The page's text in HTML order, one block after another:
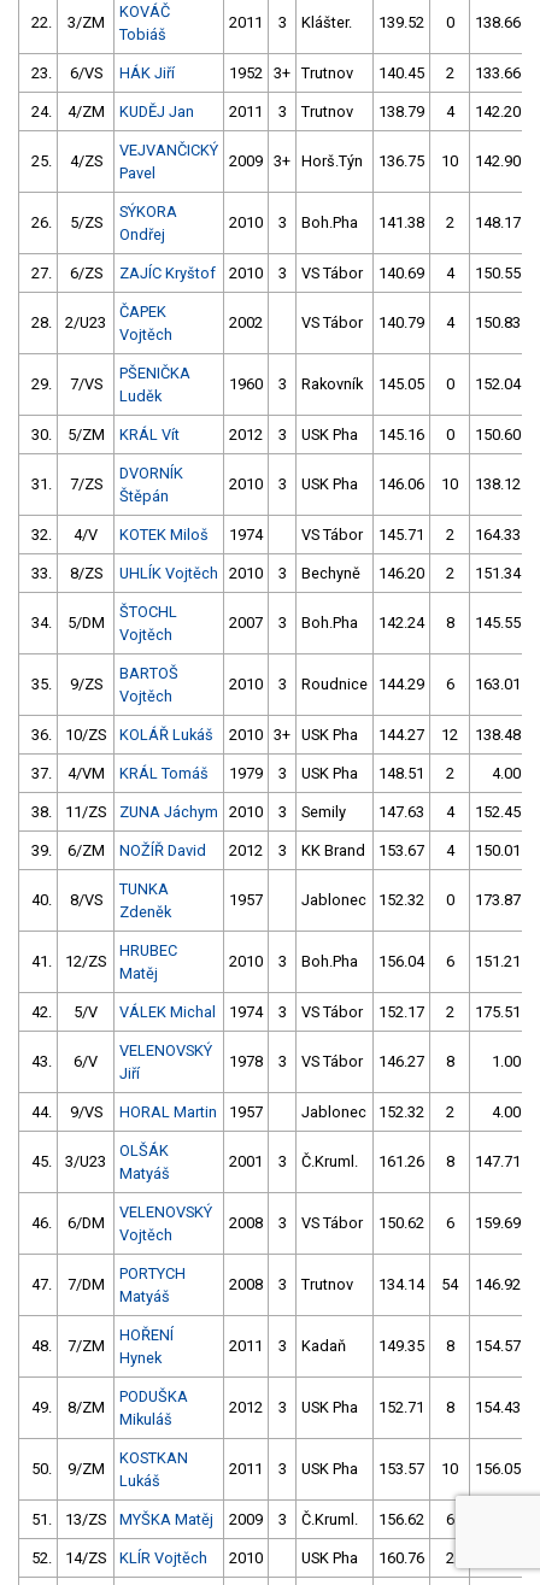
22. 3/ZM
KOVÁČ
Tobiáš
2011 3 Klášter. 139.52 0 138.66
23. 6/VS HÁK Jiří 1952 3+ Trutnov 140.45 2 133.66
24. 4/ZM KUDĚJ Jan 2011 3 Trutnov 138.79 4 142.20
25. 4/ZS
VEJVANČICKÝ
Pavel
2009 3+ Horš.Týn 136.75 10 142.90
26. 5/ZS
SÝKORA
Ondřej
2010 3 Boh.Pha 141.38 2 148.17
27. 6/ZS ZAJÍC Kryštof 2010 3 VS Tábor 140.69 4 150.55
28. 2/U23
ČAPEK
Vojtěch
2002 VS Tábor 140.79 4 150.83
29. 7/VS
PŠENIČKA
Luděk
1960 3 Rakovník 145.05 0 152.04
30. 5/ZM KRÁL Vít 2012 3 USK Pha 145.16 0 150.60
31. 7/ZS
DVORNÍK
Štěpán
2010 3 USK Pha 146.06 10 138.12
32. 4/V KOTEK Miloš 1974 VS Tábor 145.71 2 164.33
33. 8/ZS UHLÍK Vojtěch 2010 3 Bechyně 146.20 2 151.34
34. 5/DM
ŠTOCHL
Vojtěch
2007 3 Boh.Pha 142.24 8 145.55
35. 9/ZS
BARTOŠ
Vojtěch
2010 3 Roudnice 144.29 6 163.01
36. 10/ZS KOLÁŘ Lukáš 2010 3+ USK Pha 144.27 12 138.48
37. 4/VM KRÁL Tomáš 1979 3 USK Pha 148.51 2 4.00
38. 11/ZS ZUNA Jáchym 2010 3 Semily 147.63 4 152.45
39. 6/ZM NOŽÍŘ David 2012 3 KK Brand 153.67 4 150.01
40. 8/VS
TUNKA
Zdeněk
1957 Jablonec 152.32 0 173.87
41. 12/ZS
HRUBEC
Matěj
2010 3 Boh.Pha 156.04 6 151.21
42. 5/V VÁLEK Michal 1974 3 VS Tábor 152.17 2 175.51
43. 6/V
VELENOVSKÝ
Jiří
1978 3 VS Tábor 146.27 8 1.00
44. 9/VS HORAL Martin 1957 Jablonec 152.32 2 4.00
45. 3/U23
OLŠÁK
Matyáš
2001 3 Č.Kruml. 161.26 8 147.71
46. 6/DM
VELENOVSKÝ
Vojtěch
2008 3 VS Tábor 150.62 6 159.69
47. 7/DM
PORTYCH
Matyáš
2008 3 Trutnov 134.14 54 146.92
48. 7/ZM
HOŘENÍ
Hynek
2011 3 Kadaň 149.35 8 154.57
49. 8/ZM
PODUŠKA
Mikuláš
2012 3 USK Pha 152.71 8 154.43
50. 9/ZM
KOSTKAN
Lukáš
2011 3 USK Pha 153.57 10 156.05
51. 13/ZS MYŠKA Matěj 2009 3 Č.Kruml. 156.62 6
52. 14/ZS KLÍR Vojtěch 2010 USK Pha 160.76 2